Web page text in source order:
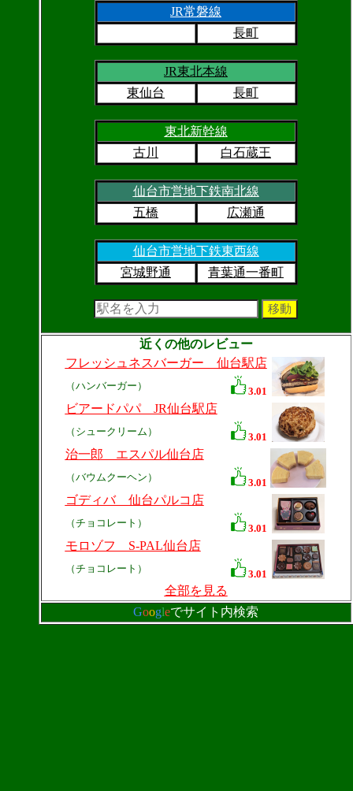
JR常磐線
長町
JR東北本線
東仙台
長町
東北新幹線
古川
白石蔵王
仙台市営地下鉄南北線
五橋
広瀬通
仙台市営地下鉄東西線
宮城野通
青葉通一番町
近くの他のレビュー
フレッシュネスバーガー 仙台駅店
（ハンバーガー） 3.01
ビアードパパ JR仙台駅店
（シュークリーム） 3.01
治一郎 エスパル仙台店
（バウムクーヘン） 3.01
ゴディバ 仙台パルコ店
（チョコレート） 3.01
モロゾフ S-PAL仙台店
（チョコレート） 3.01
全部を見る
Googleでサイト内検索